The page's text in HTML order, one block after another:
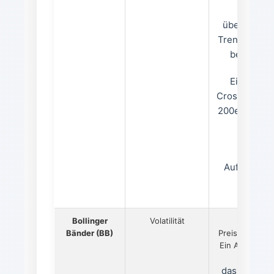
Ein
Cross“
200er)
Bollinger
Bänder (BB)
Volatilität
Ein Ausbruch
das obere